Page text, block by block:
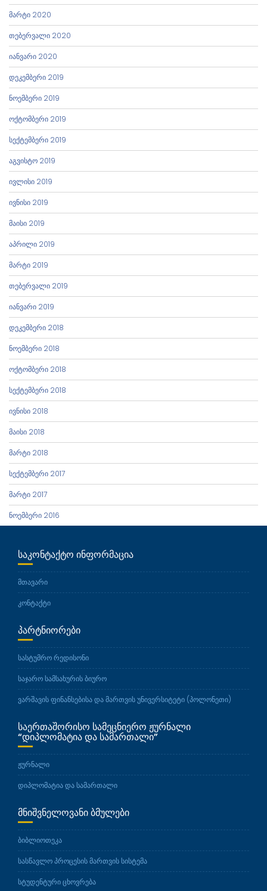
მარტი 2020
თებერვალი 2020
იანვარი 2020
დეკემბერი 2019
ნოემბერი 2019
ოქტომბერი 2019
სექტემბერი 2019
აგვისტო 2019
ივლისი 2019
ივნისი 2019
მაისი 2019
აპრილი 2019
მარტი 2019
თებერვალი 2019
იანვარი 2019
დეკემბერი 2018
ნოემბერი 2018
ოქტომბერი 2018
სექტემბერი 2018
ივნისი 2018
მაისი 2018
მარტი 2018
სექტემბერი 2017
მარტი 2017
ნოემბერი 2016
ᲡᲐᲙᲝᲜᲢᲐᲥᲢᲝ ᲘᲜᲤᲝᲠᲛᲐᲪᲘᲐ
მთავარი
კონტაქტი
ᲞᲐᲠᲢᲜᲘᲝᲠᲔᲑᲘ
სასტუმრო რედისონი
საჯარო სამსახურის ბიურო
ვარშავის ფინანსებისა და მართვის უნივერსიტეტი (პოლონეთი)
ᲡᲐᲔᲠᲗᲐᲨᲝᲠᲘᲡᲝ ᲡᲐᲛᲔᲪᲜᲘᲔᲠᲝ ᲟᲣᲠᲜᲐᲚᲘ
“ᲓᲘᲞᲚᲝᲛᲐᲢᲘᲐ ᲓᲐ ᲡᲐᲛᲐᲠᲗᲐᲚᲘ”
ჟურნალი
დიპლომატია და სამართალი
ᲛᲜᲘᲨᲕᲜᲔᲚᲝᲕᲐᲜᲘ ᲑᲛᲣᲚᲔᲑᲘ
ბიბლიოთეკა
სასწავლო პროცესის მართვის სისტემა
სტუდენტური ცხოვრება